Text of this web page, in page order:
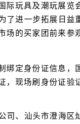
际玩具及潮玩展览
了进一步拓展日益
场的买家团前来参
绑定身份证信息，
，现场刷身份证验
司、汕头市澄海区